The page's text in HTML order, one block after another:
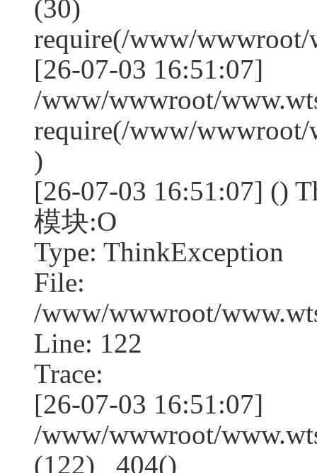
(30)
require(/www/wwwroot/
[26-07-03 16:51:07]
/www/wwwroot/
require(/www/wwwroot/
)
[26-07-03 16:51:07] ()
模块:O
Type: ThinkException
File:
/www/wwwroot/
Line: 122
Trace:
[26-07-03 16:51:07]
/www/wwwroot/
(122) _404()